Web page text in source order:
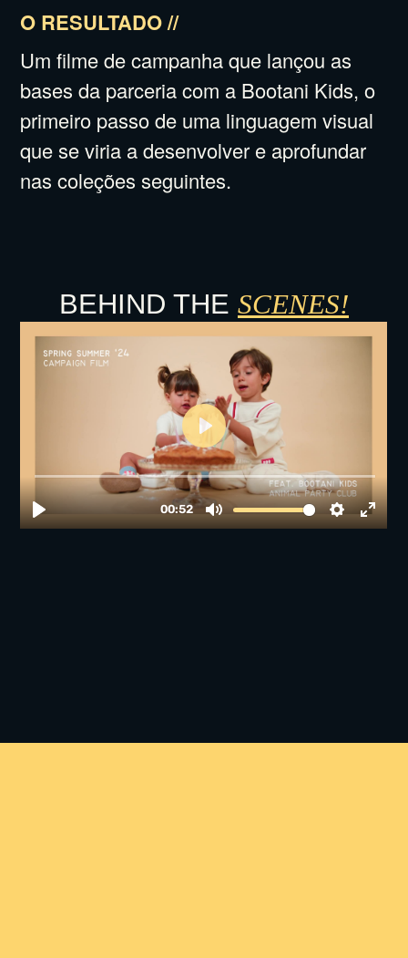
O RESULTADO //
Um filme de campanha que lançou as
bases da parceria com a Bootani Kids, o
primeiro passo de uma linguagem visual
que se viria a desenvolver e aprofundar
nas coleções seguintes.
BEHIND THE SCENES!